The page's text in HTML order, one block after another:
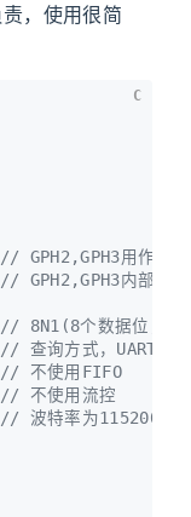
，使用很简
// GPH2,GPH3用作
// GPH2,GPH3内部上拉
// 8N1(8个数据位，无
// 查询方式，UART时钟
// 不使用FIFO
// 不使用流控
// 波特率为115200
C